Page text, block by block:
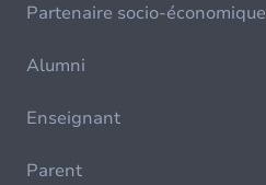
Partenaire socio-économique
Alumni
Enseignant
Parent